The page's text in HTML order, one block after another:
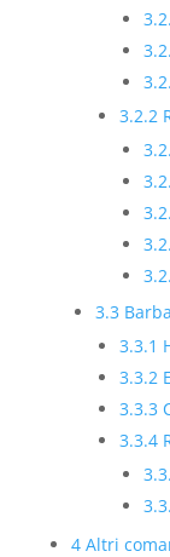
3.2.2
3.3
3.3.1
3.3.2
3.3.3
3.3.4
4 Altri